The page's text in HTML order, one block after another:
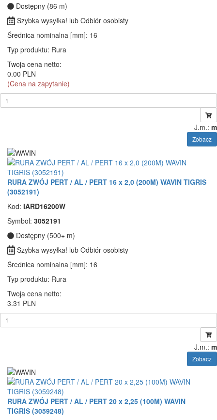
Dostępny (86 m)
Szybka wysyłka! lub Odbiór osobisty
Średnica nominalna [mm]: 16
Typ produktu: Rura
Twoja cena netto:
0.00 PLN
(Cena na zapytanie)
J.m.: m
Zobacz
RURA ZWÓJ PERT / AL / PERT 16 x 2,0 (200M) WAVIN TIGRIS
(3052191)
Kod: IARD16200W
Symbol: 3052191
Dostępny (500+ m)
Szybka wysyłka! lub Odbiór osobisty
Średnica nominalna [mm]: 16
Typ produktu: Rura
Twoja cena netto:
3.31 PLN
J.m.: m
Zobacz
RURA ZWÓJ PERT / AL / PERT 20 x 2,25 (100M) WAVIN
TIGRIS (3059248)